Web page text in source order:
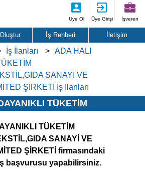
Üye Ol Üye Girişi İşveren
İş Rehberi İletişim
İş İlanları
ADA HALI
SANAYİ VE
ŞİRKETİ İş İlanları
TÜKETİM
ŞİRKETİ İş İlanları
TÜKETİM
SANAYİ VE
ŞİRKETİ firmasındaki
başvurusu yapabilirsiniz.